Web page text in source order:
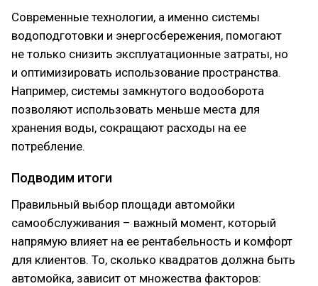
Современные технологии, а именно системы
водоподготовки и энергосбережения, помогают
не только снизить эксплуатационные затраты, но
и оптимизировать использование пространства.
Например, системы замкнутого водооборота
позволяют использовать меньше места для
хранения воды, сокращают расходы на ее
потребление.
Подводим итоги
Правильный выбор площади автомойки
самообслуживания – важный момент, который
напрямую влияет на ее рентабельность и комфорт
для клиентов. То, сколько квадратов должна быть
автомойка, зависит от множества факторов: